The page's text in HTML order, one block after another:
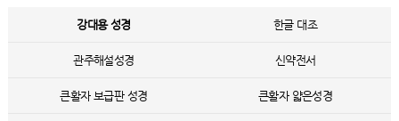
강대용 성경 한글 대조
관주해설성경 신약전서
큰활자 보급판 성경 큰활자 얇은성경